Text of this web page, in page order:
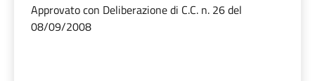
Approvato con Deliberazione di C.C. n. 26 del
08/09/2008